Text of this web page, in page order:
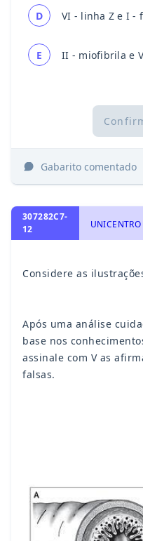
D VI - linha Z e I -
E II - miofibrila e
Gabarito comentado
307282C7-
12
Considere as
Após uma análise
base nos
assinale com V as
falsas.